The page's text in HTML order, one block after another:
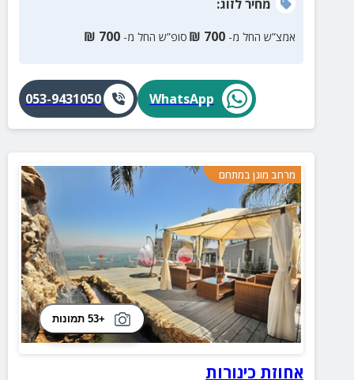
מחירלזוג:
אמצ”ש החל מ- 700
₪ סופ”ש החל מ- 700
₪
WhatsApp
053-9431050
מרחב מוגן במתחם
+53 תמונות
אחוזת כינורות